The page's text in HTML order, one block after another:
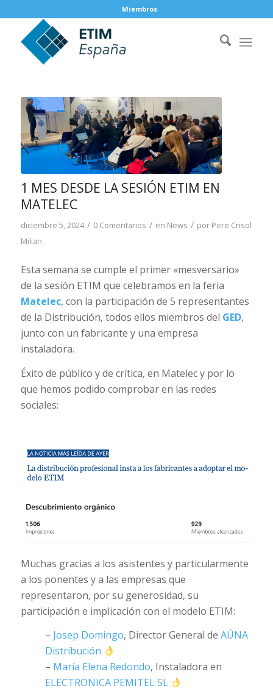
Miembros
1 MES DESDE LA SESIÓN ETIM EN
MATELEC
diciembre 5, 2024 / 0 Comentarios / en News / por Pere Crisol
Milian
Esta semana se cumple el primer «mesversario»
de la sesión ETIM que celebramos en la feria
Matelec, con la participación de 5 representantes
de la Distribución, todos ellos miembros del GED,
junto con un fabricante y una empresa
instaladora.
Éxito de público y de crítica, en Matelec y por lo
que hemos podido comprobar en las redes
sociales:
Muchas gracias a los asistentes y particularmente
a los ponentes y a las empresas que
representaron, por su generosidad, su
participación e implicación con el modelo ETIM:
– Josep Domingo, Director General de AÚNA
Distribución
– María Elena Redondo, Instaladora en
ELECTRONICA PEMITEL SL